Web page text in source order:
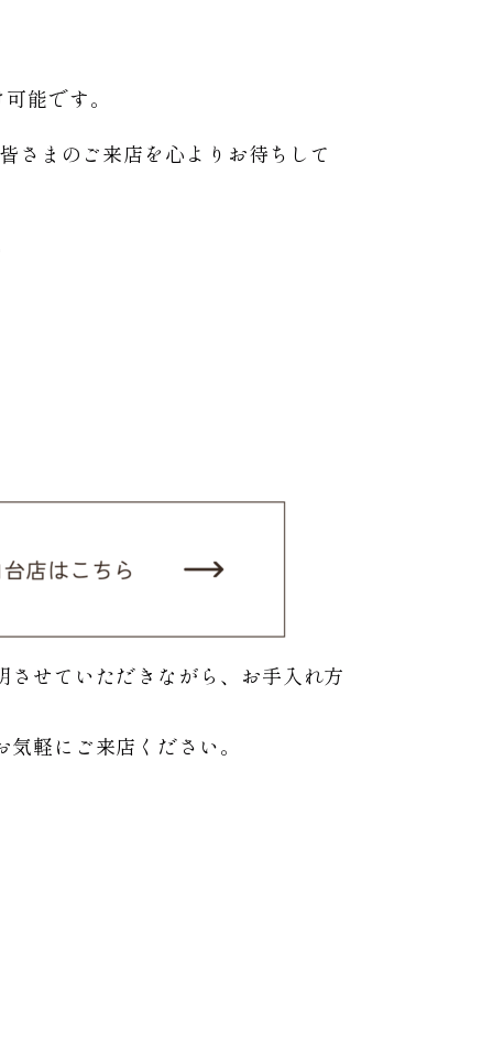
能です。
さまのご来店を心よりお待ちして
せていただきながら、お手入れ方
軽にご来店ください。